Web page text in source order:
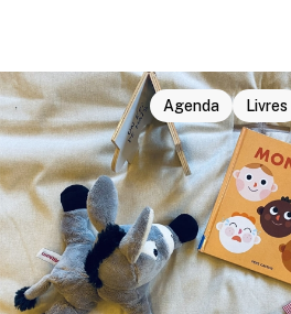
Agenda Livres